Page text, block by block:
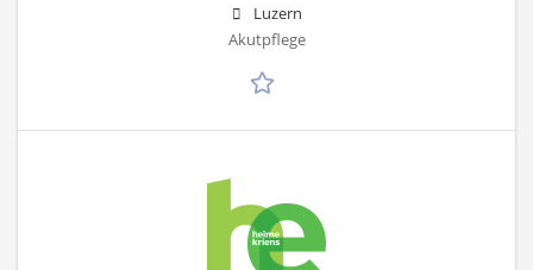
Luzern
Akutpflege